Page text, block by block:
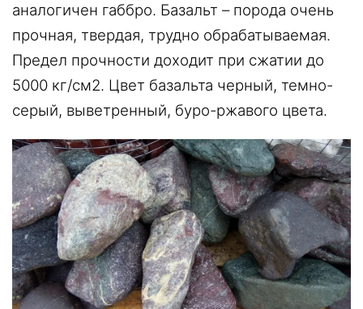
аналогичен габбро. Базальт – порода очень
прочная, твердая, трудно обрабатываемая.
Предел прочности доходит при сжатии до
5000 кг/см2. Цвет базальта черный, темно-
серый, выветренный, буро-ржавого цвета.